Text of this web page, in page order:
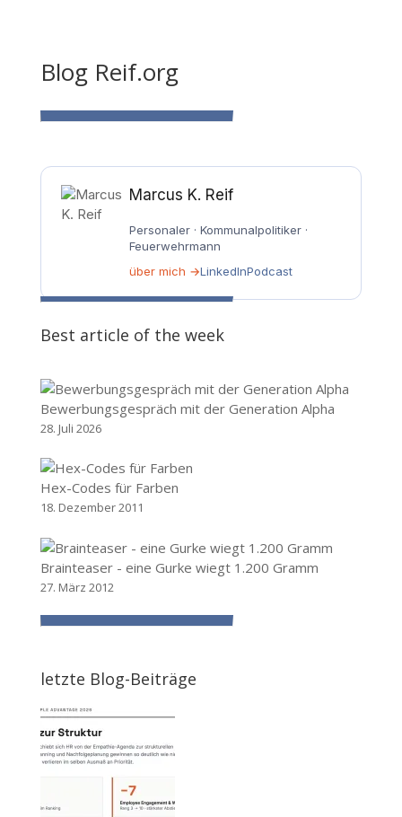
Blog Reif.org
Marcus K. Reif
Personaler · Kommunalpolitiker ·
Feuerwehrmann
über mich →LinkedInPodcast
Best article of the week
Bewerbungsgespräch mit der Generation Alpha
28. Juli 2026
Hex-Codes für Farben
18. Dezember 2011
Brainteaser - eine Gurke wiegt 1.200 Gramm
27. März 2012
letzte Blog-Beiträge